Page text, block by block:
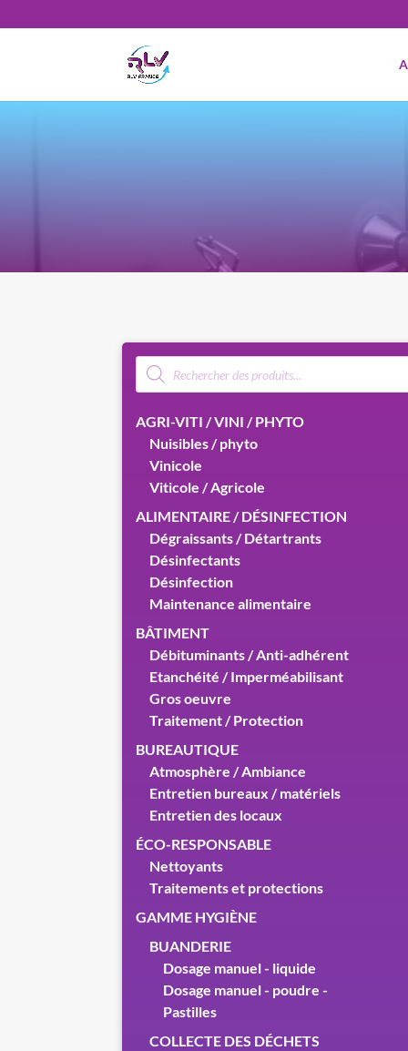
Recherche
de
produits
AGRI-VITI / VINI / PHYTO
Nuisibles / phyto
Vinicole
Viticole / Agricole
ALIMENTAIRE / DÉSINFECTION
Dégraissants / Détartrants
Désinfectants
Désinfection
Maintenance alimentaire
BÂTIMENT
Débituminants / Anti-adhérent
Etanchéité / Imperméabilisant
Gros oeuvre
Traitement / Protection
BUREAUTIQUE
Atmosphère / Ambiance
Entretien bureaux / matériels
Entretien des locaux
ÉCO-RESPONSABLE
Nettoyants
Traitements et protections
GAMME HYGIÈNE
BUANDERIE
Dosage manuel - liquide
Dosage manuel - poudre -
Pastilles
COLLECTE DES DÉCHETS